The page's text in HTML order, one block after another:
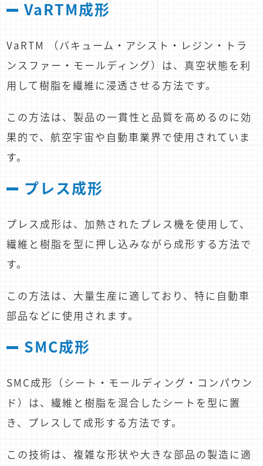
VaRTM成形
VaRTM （バキューム・アシスト・レジン・トラ
ンスファー・モールディング）は、真空状態を利
用して樹脂を繊維に浸透させる方法です。
この方法は、製品の一貫性と品質を高めるのに効
果的で、航空宇宙や自動車業界で使用されていま
す。
プレス成形
プレス成形は、加熱されたプレス機を使用して、
繊維と樹脂を型に押し込みながら成形する方法で
す。
この方法は、大量生産に適しており、特に自動車
部品などに使用されます。
SMC成形
SMC成形（シート・モールディング・コンパウン
ド）は、繊維と樹脂を混合したシートを型に置
き、プレスして成形する方法です。
この技術は、複雑な形状や大きな部品の製造に適